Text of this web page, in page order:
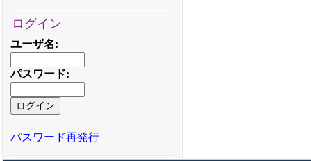
ログイン
ユーザ名:
パスワード:
パスワード再発行